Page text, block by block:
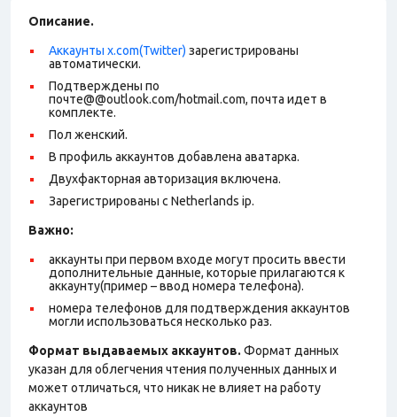
Описание.
Аккаунты x.com(Twitter) зарегистрированы
автоматически.
Подтверждены по
почте@@outlook.com/hotmail.com, почта идет в
комплекте.
Пол женский.
В профиль аккаунтов добавлена аватарка.
Двухфакторная авторизация включена.
Зарегистрированы с Netherlands ip.
Важно:
аккаунты при первом входе могут просить ввести
дополнительные данные, которые прилагаются к
аккаунту(пример – ввод номера телефона).
номера телефонов для подтверждения аккаунтов
могли использоваться несколько раз.
Формат выдаваемых аккаунтов. Формат данных
указан для облегчения чтения полученных данных и
может отличаться, что никак не влияет на работу
аккаунтов